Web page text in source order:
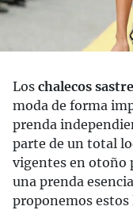
Los chalecos sastre
moda de forma
prenda
parte de un total
vigentes en otoño
una prenda
proponemos